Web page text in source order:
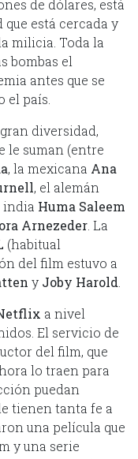
de dólares, está
que está cercada y
milicia. Toda la
bombas el
antes que se
el país.
diversidad,
le suman (entre
, la mexicana Ana
, el alemán
Huma Saleem
Arnezeder . La
(habitual
del film estuvo a
y Joby Harold
a nivel
El servicio de
del film, que
lo traen para
puedan
tienen tanta fe a
una película que
y una serie